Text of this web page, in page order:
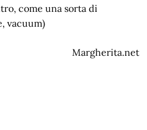
come una sorta di
vacuum)
Margherita.net